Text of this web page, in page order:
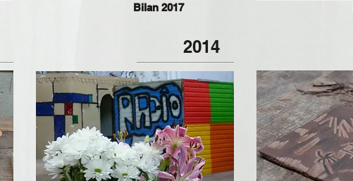
Bilan 2017
2014